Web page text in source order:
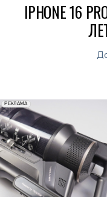
IPHONE 16
erid: 2VfnxxmNzs5
РЕКЛАМА